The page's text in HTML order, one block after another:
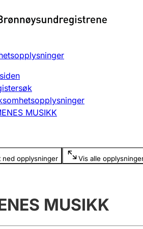
endre, slette
MUSIKK
ned opplysninger Vis alle
er skjult
MUSIKK